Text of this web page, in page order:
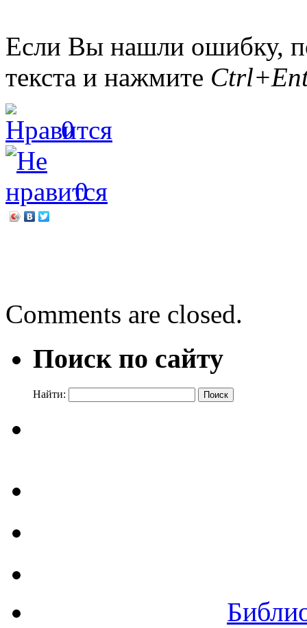
Если Вы нашли ошибку,
текста и нажмите
0
0
Comments are closed.
Поиск по сайту
Найти: